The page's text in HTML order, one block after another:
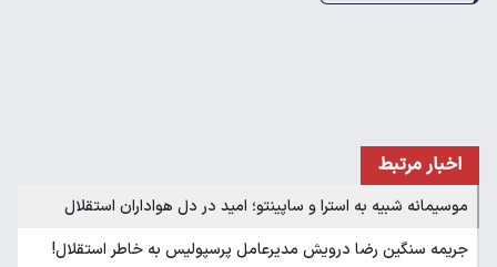
اخبار مرتبط
موسیمانه شبیه به استرا و ساپینتو؛ امید در دل هواداران استقلال
جریمه سنگین رضا درویش مدیرعامل پرسپولیس به خاطر استقلال!